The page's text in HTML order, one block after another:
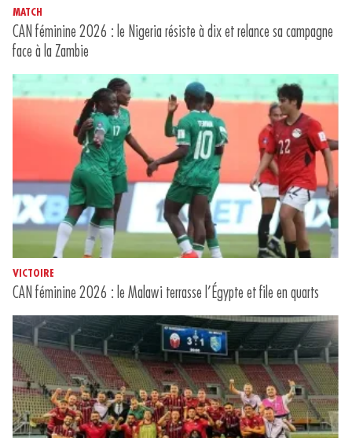
MATCH
CAN féminine 2026 : le Nigeria résiste à dix et relance sa campagne
face à la Zambie
VICTOIRE
CAN féminine 2026 : le Malawi terrasse l’Égypte et file en quarts